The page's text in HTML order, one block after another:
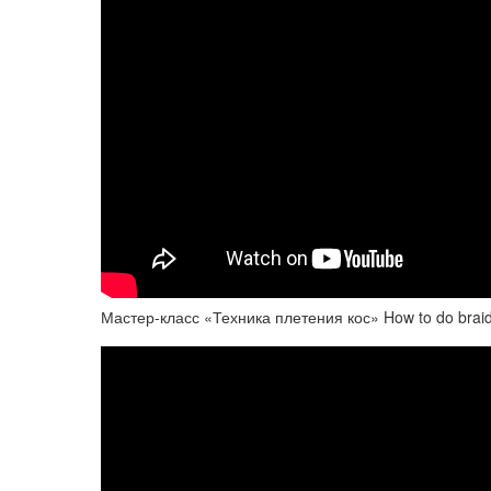
Мастер-класс «Техника плетения кос» How to do